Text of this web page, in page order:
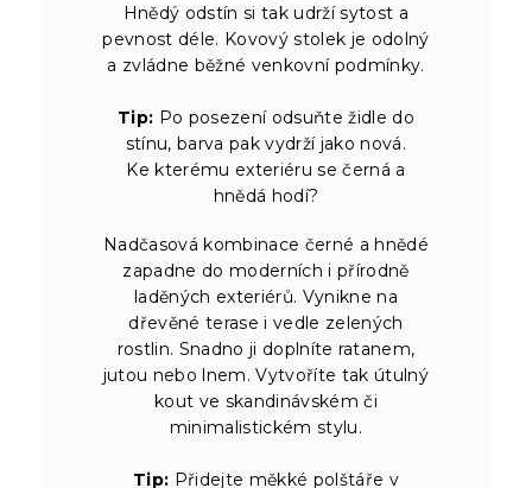
Hnědý odstín si tak udrží sytost a
pevnost déle. Kovový stolek je odolný
a zvládne běžné venkovní podmínky.
Tip: Po posezení odsuňte židle do
stínu, barva pak vydrží jako nová.
Ke kterému exteriéru se černá a
hnědá hodí?
Nadčasová kombinace černé a hnědé
zapadne do moderních i přírodně
laděných exteriérů. Vynikne na
dřevěné terase i vedle zelených
rostlin. Snadno ji doplníte ratanem,
jutou nebo lnem. Vytvoříte tak útulný
kout ve skandinávském či
minimalistickém stylu.
Tip: Přidejte měkké polštáře v